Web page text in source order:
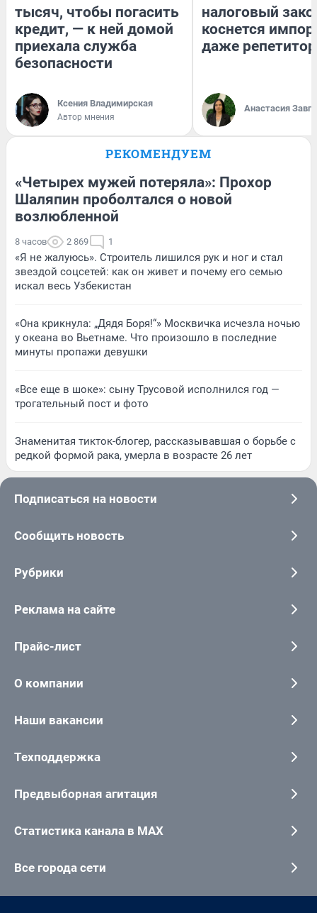
тысяч, чтобы погасить
кредит, — к ней домой
приехала служба
безопасности
Ксения Владимирская
Автор мнения
налоговый
коснется
даже
Анастасия
РЕКОМЕНДУЕМ
«Четырех мужей потеряла»: Прохор
Шаляпин проболтался о новой
возлюбленной
8 часов 2 869 1
«Я не жалуюсь». Строитель лишился рук и ног и стал
звездой соцсетей: как он живет и почему его семью
искал весь Узбекистан
«Она крикнула: „Дядя Боря!“» Москвичка исчезла ночью
у океана во Вьетнаме. Что произошло в последние
минуты пропажи девушки
«Все еще в шоке»: сыну Трусовой исполнился год —
трогательный пост и фото
Знаменитая тикток-блогер, рассказывавшая о борьбе с
редкой формой рака, умерла в возрасте 26 лет
Подписаться на новости
Сообщить новость
Рубрики
Реклама на сайте
Прайс-лист
О компании
Наши вакансии
Техподдержка
Предвыборная агитация
Статистика канала в MAX
Все города сети